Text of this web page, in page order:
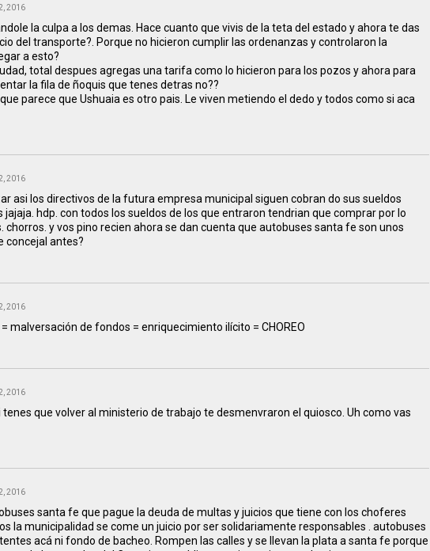
2016
la culpa a los demas. Hace cuanto que vivis de la teta del estado y ahora te das
del transporte?. Porque no hicieron cumplir las ordenanzas y controlaron la
a esto?
total despues agregas una tarifa como lo hicieron para los pozos y ahora para
la fila de ñoquis que tenes detras no??
parece que Ushuaia es otro pais. Le viven metiendo el dedo y todos como si aca
2016
asi los directivos de la futura empresa municipal siguen cobran do sus sueldos
jajaja. hdp. con todos los sueldos de los que entraron tendrian que comprar por lo
chorros. y vos pino recien ahora se dan cuenta que autobuses santa fe son unos
concejal antes?
2016
malversación de fondos = enriquecimiento ilícito = CHOREO
2016
tenes que volver al ministerio de trabajo te desmenvraron el quiosco. Uh como vas
2016
santa fe que pague la deuda de multas y juicios que tiene con los choferes
la municipalidad se come un juicio por ser solidariamente responsables . autobuses
acá ni fondo de bacheo. Rompen las calles y se llevan la plata a santa fe porque